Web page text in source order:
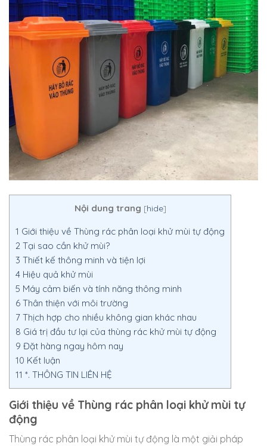
Nội dung trang [hide]
1 Giới thiệu về Thùng rác phân loại khử mùi tự động
2 Tại sao cần khử mùi?
3 Thiết kế thông minh và tiện lợi
4 Hiệu quả khử mùi
5 Máy cảm biến và tính năng thông minh
6 Thân thiện với môi trường
7 Thịch hợp cho nhiều không gian khác nhau
8 Giá trị đầu tư lại của thùng rác khử mùi tự động
9 Đặt hàng ngay hôm nay
10 Kết luận
11 *. THÔNG TIN LIÊN HỆ
Giới thiệu về Thùng rác phân loại khử mùi tự
động
Thùng rác phân loại khử mùi tự động là một giải pháp